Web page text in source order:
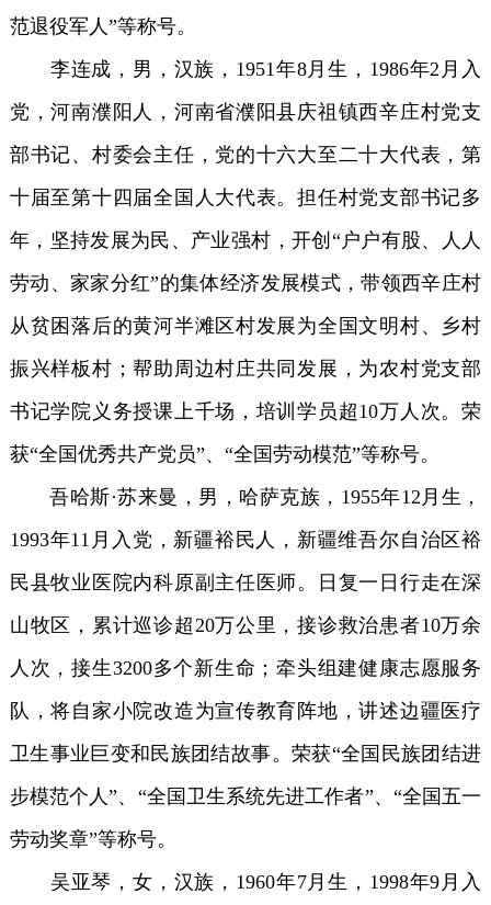
范退役军人”等称号。
李连成，男，汉族，1951年8月生，1986年2月入
党，河南濮阳人，河南省濮阳县庆祖镇西辛庄村党支
部书记、村委会主任，党的十六大至二十大代表，第
十届至第十四届全国人大代表。担任村党支部书记多
年，坚持发展为民、产业强村，开创“户户有股、人人
劳动、家家分红”的集体经济发展模式，带领西辛庄村
从贫困落后的黄河半滩区村发展为全国文明村、乡村
振兴样板村；帮助周边村庄共同发展，为农村党支部
书记学院义务授课上千场，培训学员超10万人次。荣
获“全国优秀共产党员”、“全国劳动模范”等称号。
吾哈斯·苏来曼，男，哈萨克族，1955年12月生，
1993年11月入党，新疆裕民人，新疆维吾尔自治区裕
民县牧业医院内科原副主任医师。日复一日行走在深
山牧区，累计巡诊超20万公里，接诊救治患者10万余
人次，接生3200多个新生命；牵头组建健康志愿服务
队，将自家小院改造为宣传教育阵地，讲述边疆医疗
卫生事业巨变和民族团结故事。荣获“全国民族团结进
步模范个人”、“全国卫生系统先进工作者”、“全国五一
劳动奖章”等称号。
吴亚琴，女，汉族，1960年7月生，1998年9月入